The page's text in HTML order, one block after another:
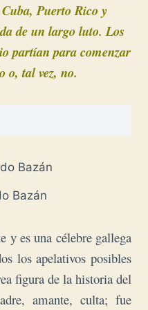
Puerto Rico y
de un largo luto. Los
partían paracomenzar
o, tal vez, no.
Bazán
y es una célebre gallega
los apelativos posibles
figura de la historia del
amante, culta; fue